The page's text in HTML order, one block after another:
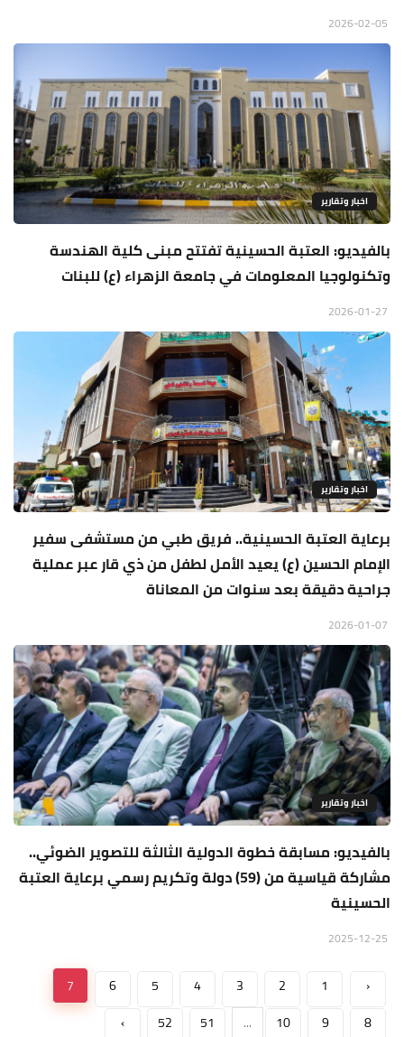
اخبار وتقارير
بالفيديو: العتبة الحسينية تفتتح مبنى كلية الهندسة
وتكنولوجيا المعلومات في جامعة الزهراء (ع) للبنات
اخبار وتقارير
برعاية العتبة الحسينية.. فريق طبي من مستشفى سفير
الإمام الحسين (ع) يعيد الأمل لطفل من ذي قار عبر عملية
جراحية دقيقة بعد سنوات من المعاناة
اخبار وتقارير
بالفيديو: مسابقة خطوة الدولية الثالثة للتصوير الضوئي..
مشاركة قياسية من (59) دولة وتكريم رسمي برعاية العتبة
الحسينية
‹
1
2
3
4
5
6
7
8
9
10
...
51
52
›